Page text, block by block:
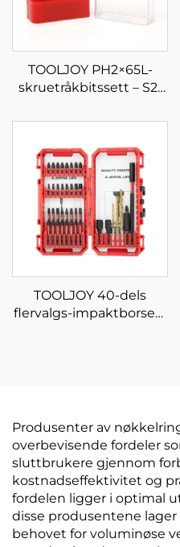
TOOLJOY PH2×65L-
skruetråkbitssett – S2-
påvirkningsskruetråkbits
TOOLJOY 40-dels
flervalgs-impaktborsett
Produsenter av
overbevisende fordeler
sluttbrukere gjennom
kostnadseffektivitet og
fordelen ligger i optimal
disse produsentene
behovet for voluminøse